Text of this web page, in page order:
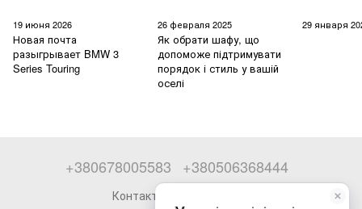
19 июня 2026
Новая почта
разыгрывает BMW 3
Series Touring
26 февраля 2025
Як обрати шафу, що
допоможе підтримувати
порядок і стиль у вашій
оселі
29 января
+380678005583 +380506368444
Контактная информация